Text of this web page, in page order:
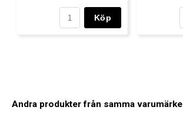
Köp
Andra produkter från samma varumärke